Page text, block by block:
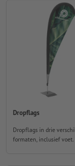
Dropflags
Dropflags in drie
formaten, inclusief voet.